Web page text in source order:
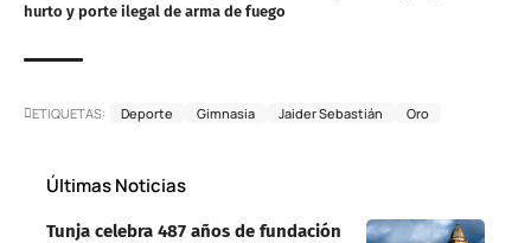
hurto y porte ilegal de arma de fuego
ETIQUETAS: Deporte Gimnasia Jaider Sebastián Oro
Últimas Noticias
Tunja celebra 487 años de fundación